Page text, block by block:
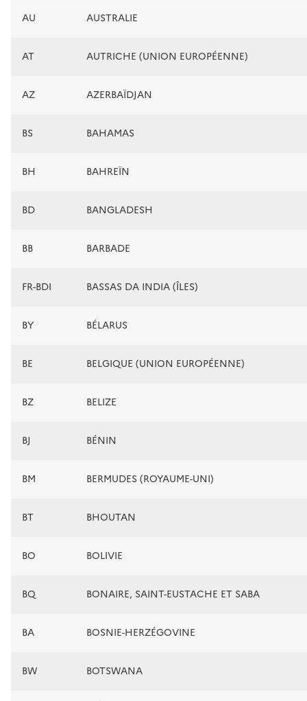
AU AUSTRALIE
AT AUTRICHE (UNION EUROPÉENNE)
AZ AZERBAÏDJAN
BS BAHAMAS
BH BAHREÏN
BD BANGLADESH
BB BARBADE
FR-BDI BASSAS DA INDIA (ÎLES)
BY BÉLARUS
BE BELGIQUE (UNION EUROPÉENNE)
BZ BELIZE
BJ BÉNIN
BM BERMUDES (ROYAUME-UNI)
BT BHOUTAN
BO BOLIVIE
BQ BONAIRE, SAINT-EUSTACHE ET SABA
BA BOSNIE-HERZÉGOVINE
BW BOTSWANA